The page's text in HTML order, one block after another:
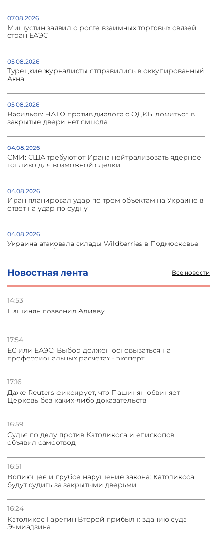
Новостная лента Все новости
14:53
Пашинян позвонил Алиеву
17:54
ЕС или ЕАЭС: Выбор должен основываться на
профессиональных расчетах - эксперт
17:16
Даже Reuters фиксирует, что Пашинян обвиняет
Церковь без каких-либо доказательств
16:59
Судья по делу против Католикоса и епископов
объявил самоотвод
16:51
Вопиющее и грубое нарушение закона: Католикоса
будут судить за закрытыми дверьми
16:24
Католикос Гарегин Второй прибыл к зданию суда
Эчмиадзина
07.08.2026
Мишустин заявил о росте взаимных торговых связей
стран ЕАЭС
05.08.2026
Турецкие журналисты отправились в оккупированный
Акна
05.08.2026
Васильев: НАТО против диалога с ОДКБ, ломиться в
закрытые двери нет смысла
04.08.2026
СМИ: США требуют от Ирана нейтрализовать ядерное
топливо для возможной сделки
04.08.2026
Иран планировал удар по трем объектам на Украине в
ответ на удар по судну
04.08.2026
Украина атаковала склады Wildberries в Подмосковье
и под Петербургом
03.08.2026
Стратегия безопасности ОДКБ допускает применение
Азербайджане
31.07.2026
Сотрудничество и очереди – детали визита главы
погрануправления СНБ Армении в Тбилиси